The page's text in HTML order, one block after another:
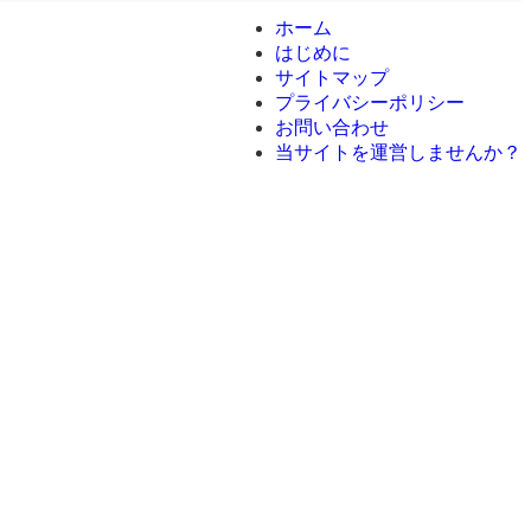
ホーム
はじめに
サイトマップ
プライバシーポリシー
お問い合わせ
当サイトを運営しませんか？